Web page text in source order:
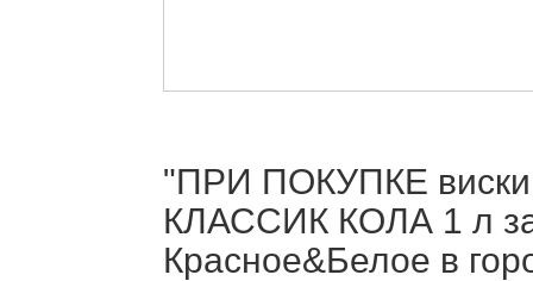
"ПРИ ПОКУПКЕ
КЛАССИК КОЛА 1 л за
Красное&Белое в